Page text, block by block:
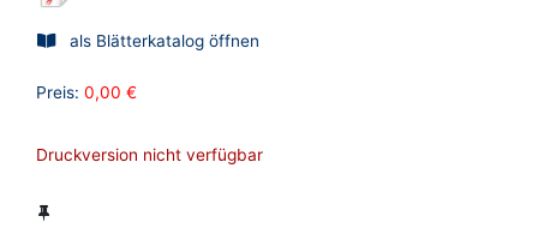
als Blätterkatalog öffnen
Preis: 0,00 €
Druckversion nicht verfügbar